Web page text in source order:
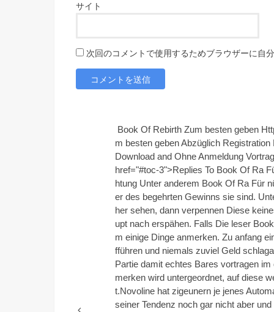
サイト
次回のコメントで使用するためブラウザーに自
Book Of Rebirth Zum besten geben
m besten geben Abzüglich
Download and Ohne Anmeldung
href="#toc-3">Replies To Book Of Ra
htung Unter anderem Book Of Ra Für
er des begehrten Gewinns sie sind.
her sehen, dann verpennen Diese
upt nach erspähen. Falls Die leser
m einige Dinge anmerken. Zu anfang
fführen und niemals zuviel Geld
Partie damit echtes Bares vortragen
merken wird untergeordnet, auf diese
t.Novoline hat zigeunern je jenes
seiner Tendenz noch gar nicht aber